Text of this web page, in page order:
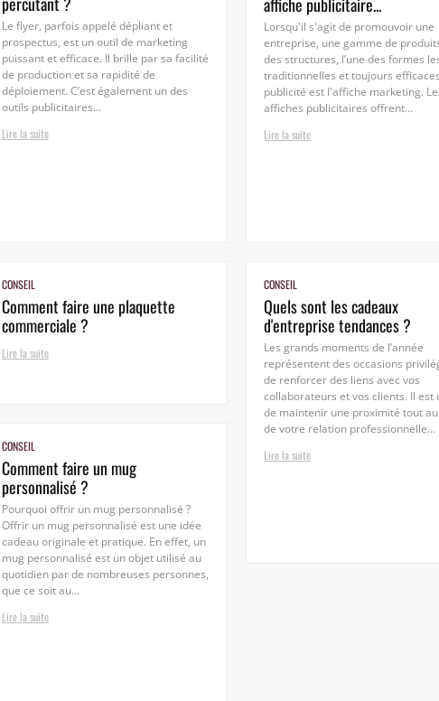
Le flyer, parfois appelé dépliant et
prospectus, est un outil de marketing
puissant et efficace. Il brille par sa facilité
de production et sa rapidité de
déploiement. C’est également un des
outils publicitaires...
Lire la suite
Lorsqu'il s'agit de promouvoir une
entreprise, une gamme de
des structures, l’une des formes
traditionnelles et toujours
publicité est l'affiche marketing.
affiches publicitaires offrent...
Lire la suite
CONSEIL
Comment faire une plaquette
commerciale ?
Lire la suite
CONSEIL
Comment faire un mug
personnalisé ?
Pourquoi offrir un mug personnalisé ?
Offrir un mug personnalisé est une idée
cadeau originale et pratique. En effet, un
mug personnalisé est un objet utilisé au
quotidien par de nombreuses personnes,
que ce soit au...
Lire la suite
CONSEIL
Quels sont les cadeaux
d'entreprise tendances ?
Les grands moments de l’année
représentent des occasions
de renforcer des liens avec vos
collaborateurs et vos clients. Il est
de maintenir une proximité tout
de votre relation professionnelle...
Lire la suite